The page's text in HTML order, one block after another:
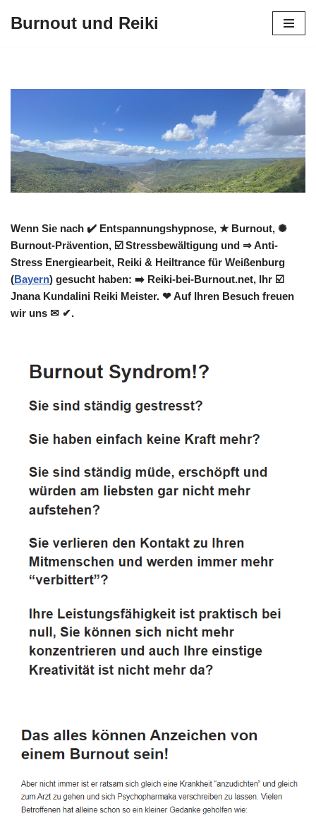
Burnout und Reiki
Wenn Sie nach ✔️ Entspannungshypnose, ★ Burnout, ✺
Burnout-Prävention, ☑️ Stressbewältigung und ⇒ Anti-
Stress Energiearbeit, Reiki & Heiltrance für Weißenburg
(Bayern) gesucht haben: ➡️ Reiki-bei-Burnout.net, Ihr ☑️
Jnana Kundalini Reiki Meister. ❤ Auf Ihren Besuch freuen
wir uns ✉ ✔.